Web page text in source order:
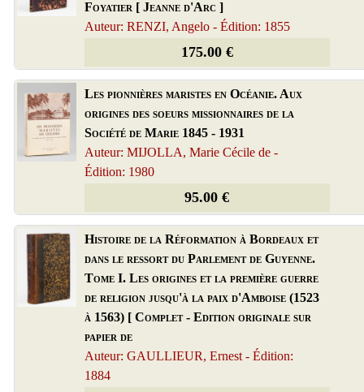
Foyatier [ Jeanne d'Arc ]
Auteur: RENZI, Angelo - Édition: 1855
175.00 €
Les pionnières maristes en Océanie. Aux
origines des soeurs missionnaires de la
Société de Marie 1845 - 1931
Auteur: MIJOLLA, Marie Cécile de -
Édition: 1980
95.00 €
Histoire de la Réformation à Bordeaux et
dans le ressort du Parlement de Guyenne.
Tome I. Les origines et la première guerre
de religion jusqu'à la paix d'Amboise (1523
à 1563) [ Complet - Edition originale sur
papier de
Auteur: GAULLIEUR, Ernest - Édition:
1884